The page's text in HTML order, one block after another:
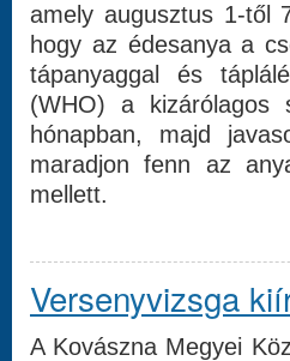
amely augusztus 1-től
hogy az édesanya a
tápanyaggal és
(WHO) a kizárólagos
hónapban, majd
maradjon fenn az
mellett.
Versenyvizsga
A Kovászna Megyei